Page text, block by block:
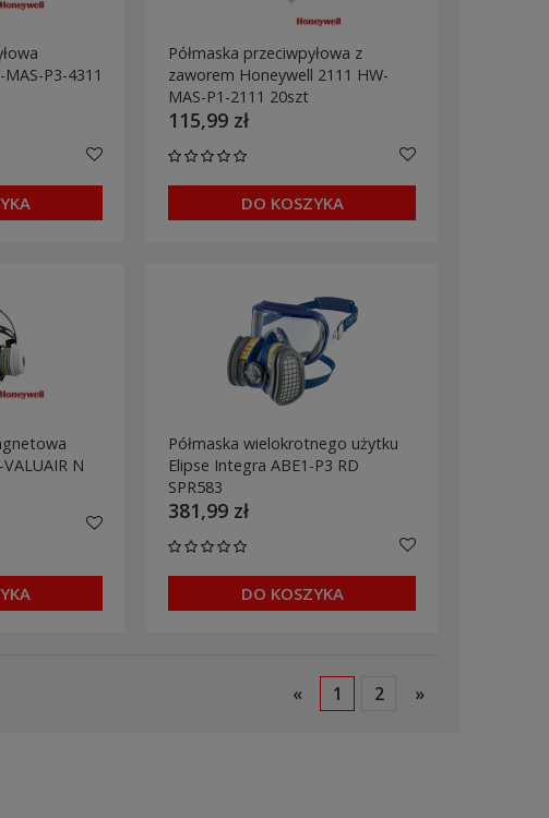
P3-4311
Półmaska przeciwpyłowa z
zaworem Honeywell 2111 HW-
MAS-P1-2111 20szt
115,99 zł
DO KOSZYKA
N
Półmaska wielokrotnego użytku
Elipse Integra ABE1-P3 RD
SPR583
381,99 zł
DO KOSZYKA
« 1 2 »